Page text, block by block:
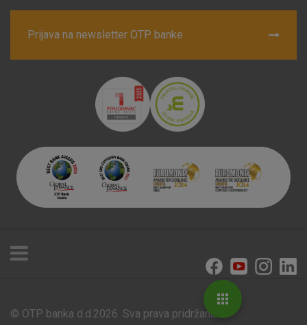
Prijava na newsletter OTP banke
Poslovnice i bankomati
© OTP banka d.d.2026. Sva prava pridržana.